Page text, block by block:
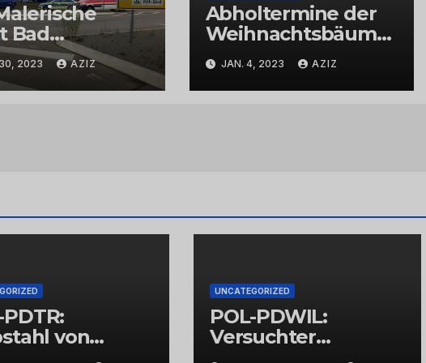
Bad
2023 AZIZ
Abholtermine der
Weihnachtsbäume
in der Kernstadt
und in den
Stadtteilen
JAN. 4, 2023 AZIZ
PDTR:
von
UNCATEGORIZED
POL-PDWIL:
Versuchter
Einbruch im